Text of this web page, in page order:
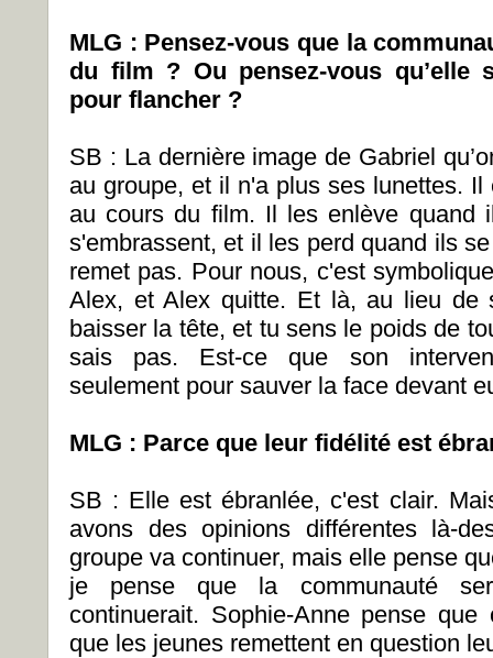
MLG : Pensez-vous que la
du film ? Ou pensez-vous qu’elle
pour flancher ?
SB : La dernière image de Gabriel
au groupe, et il n'a plus ses lunettes.
au cours du film. Il les enlève quand
s'embrassent, et il les perd quand ils
remet pas. Pour nous, c'est
Alex, et Alex quitte. Et là, au lieu de
baisser la tête, et tu sens le poids de
sais pas. Est-ce que son
seulement pour sauver la face devant
MLG : Parce que leur fidélité est
SB : Elle est ébranlée, c'est clair.
avons des opinions différentes là-
groupe va continuer, mais elle pense
je pense que la communauté
continuerait. Sophie-Anne pense
que les jeunes remettent en question